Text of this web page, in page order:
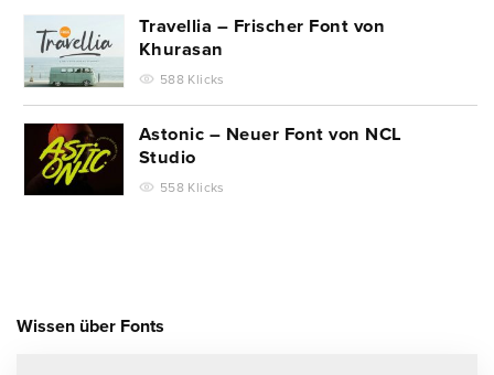
Travellia – Frischer Font von
Khurasan
588 Klicks
Astonic – Neuer Font von NCL
Studio
558 Klicks
Wissen über Fonts